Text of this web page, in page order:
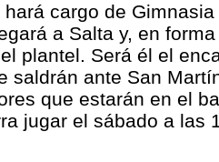
cargo de
a Salta y, en
plantel. Será él el
saldrán ante San
que estarán en el
jugar el sábado a las